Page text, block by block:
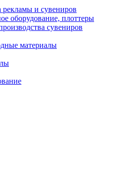
рекламы и сувениров
оборудование, плоттеры
сувениров
материалы